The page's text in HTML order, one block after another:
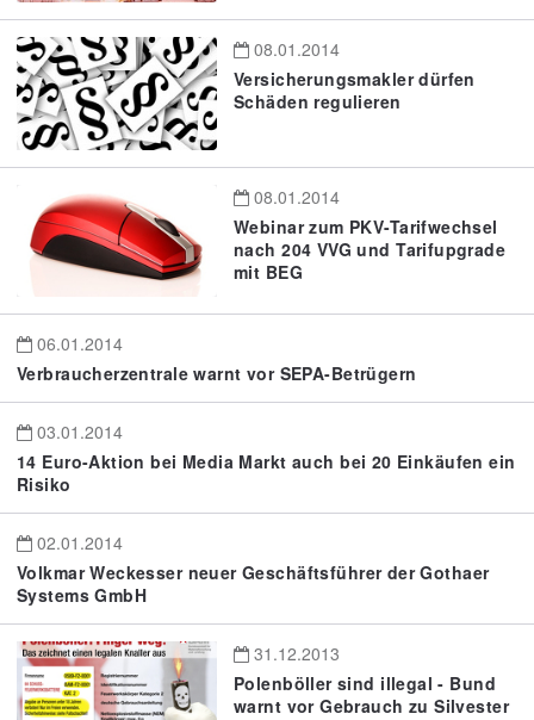
08.01.2014
Versicherungsmakler dürfen
Schäden regulieren
08.01.2014
Webinar zum PKV-Tarifwechsel
nach 204 VVG und Tarifupgrade
mit BEG
06.01.2014
Verbraucherzentrale warnt vor SEPA-Betrügern
03.01.2014
14 Euro-Aktion bei Media Markt auch bei 20 Einkäufen ein
Risiko
02.01.2014
Volkmar Weckesser neuer Geschäftsführer der Gothaer
Systems GmbH
31.12.2013
Polenböller sind illegal - Bund
warnt vor Gebrauch zu Silvester